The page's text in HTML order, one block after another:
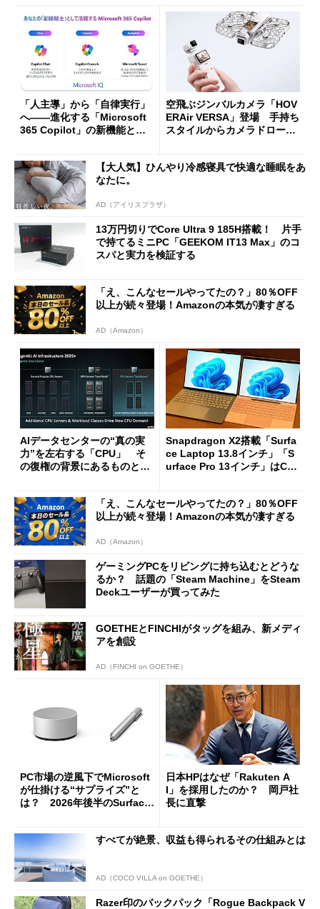
「人主導」から「自律実行」
へ――進化する「Microsoft
365 Copilot」の新機能とエ
空飛ぶジンバルカメラ「HOV
ERAir VERSA」登場 手持ち
スタイルからカメラドローン
【大人気】ひんやり冷感寝具で快適な睡眠をあ
なたに。
AD（アイリスプラザ）
13万円切りでCore Ultra 9 185H搭載！ 片手
で持てるミニPC「GEEKOM IT13 Max」のコ
スパと実力を検証する
「え、こんなセールやってたの？」80％OFF
以上が続々登場！Amazonの本気が凄すぎる
AD（Amazon）
AIデータセンターの“真の実
力”を左右する「CPU」 そ
の復権の背景にあるものと
Snapdragon X2搭載「Surfa
ce Laptop 13.8インチ」「S
urface Pro 13インチ」はCop
た
「え、こんなセールやってたの？」80％OFF
以上が続々登場！Amazonの本気が凄すぎる
AD（Amazon）
ゲーミングPCをリビングに持ち込むとどうな
るか？ 話題の「Steam Machine」をSteam
Deckユーザーが買ってみた
GOETHEとFINCHIがタッグを組み、新メディ
アを創設
AD（FINCHI on GOETHE）
PC市場の逆風下でMicrosoft
が仕掛ける“サプライズ”と
は？ 2026年後半のSurface
日本HPはなぜ「Rakuten A
I」を採用したのか？ 岡戸社
長に直撃
すべてが絶景、収益も得られるその仕組みとは
AD（COCO VILLA on GOETHE）
Razer印のバックパック「Rogue Backpack V